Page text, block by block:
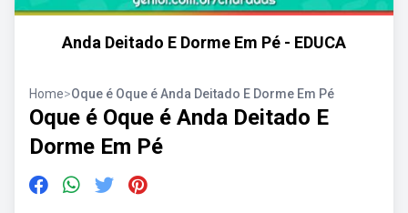
Anda Deitado E Dorme Em Pé - EDUCA
Home>Oque é Oque é Anda Deitado E Dorme Em Pé
Oque é Oque é Anda Deitado E
Dorme Em Pé